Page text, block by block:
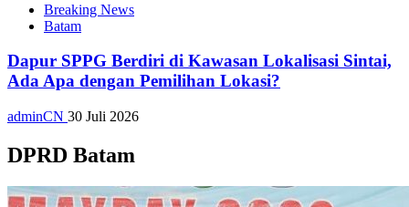
Breaking News
Batam
Dapur SPPG Berdiri di Kawasan Lokalisasi Sintai,
Ada Apa dengan Pemilihan Lokasi?
adminCN 30 Juli 2026
DPRD Batam